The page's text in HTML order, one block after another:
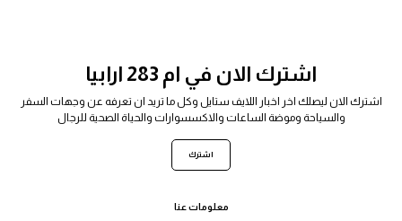
اشترك الان في ام 283 ارابيا
اشترك الان ليصلك اخر اخبار اللايف ستايل وكل ما تريد ان تعرفه عن وجهات السفر
والسياحة وموضة الساعات والاكسسوارات والحياة الصحية للرجال
اشترك
معلومات عنا